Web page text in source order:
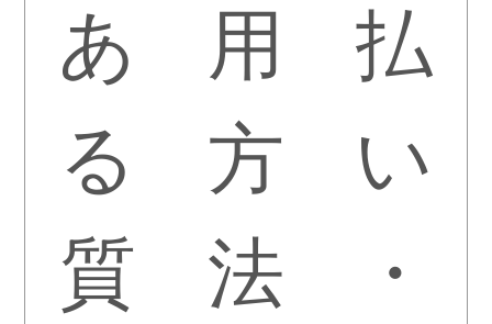
あ
る
質
用
方
法
払
い
・